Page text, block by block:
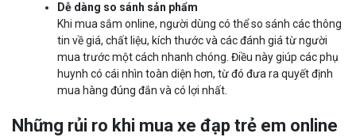
Dễ dàng so sánh sản phẩm
Khi mua sắm online, người dùng có thể so sánh các thông
tin về giá, chất liệu, kích thước và các đánh giá từ người
mua trước một cách nhanh chóng. Điều này giúp các phụ
huynh có cái nhìn toàn diện hơn, từ đó đưa ra quyết định
mua hàng đúng đắn và có lợi nhất.
Những rủi ro khi mua xe đạp trẻ em online